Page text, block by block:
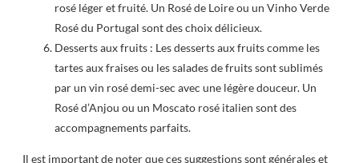
rosé léger et fruité. Un Rosé de Loire ou un Vinho Verde
Rosé du Portugal sont des choix délicieux.
Desserts aux fruits : Les desserts aux fruits comme les
tartes aux fraises ou les salades de fruits sont sublimés
par un vin rosé demi-sec avec une légère douceur. Un
Rosé d’Anjou ou un Moscato rosé italien sont des
accompagnements parfaits.
Il est important de noter que ces suggestions sont générales et